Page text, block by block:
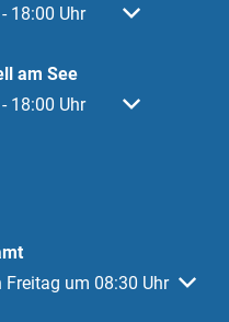
oder Schließzeiten
- 18:00 Uhr Von 14:00 bis
am See
oder Schließzeiten
- 18:00 Uhr Von 14:00 bis
Schließzeiten
um 08:30 Uhr